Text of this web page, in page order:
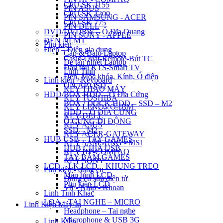
CPU SK 1155
CPU SK 1200
CPU SK 775
DVD/DVDRW – Ổ Đĩa Quang
ĐÈN NLMT
Điện – Điện gia dụng
Casio-Quạt-Remote-Bút TC
Đầu thu KTS-Smart TV
Đèn, Móc khóa, Kính, Ổ điện
ỔN ÁP QSD
HDD/BOX HDD – Ổ Đĩa Cứng
BOX / DOCK HDD – SSD – M2
HDD – Ổ ĐĨA CỨNG
Ổ CỨNG DI ĐỘNG
SSD – M2
HUB USB – TAY GAMES
HUB CHIA USB
TAY BẤM GAMES
LCD – LK LCD – KHUNG TREO
Màn hình LCD
Phụ kiện LCD
Linh Tinh Khác
LOA – TAI NGHE – MICRO
Headphone – Tai nghe
Microphone & USB 3G
PIN ASUS
PIN SAMSUNG - ACER
PIN DELL
PIN SONY - APPLE
Phụ kiện
Cặp & Balo Laptop
Đế tản nhiệt Laptop
Linh Tinh
Linh kiện - Keyboard
KEY THÁO MÁY
KEY TOSHIBA
KEY LENOVO-IBM
KEY DELL
KEY ASUS
KEY ACER-GATEWAY
KEY SAMSUNG - MSI
KEY HP-COMPAQ
KEY SONY
Phụ kiện - dụng cụ
Dụng cụ sửa điện tử
Vít - Nhíp - Khoan
Linh Kiện Máy In